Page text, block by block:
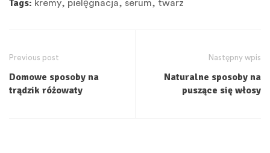
Tags: kremy, pielęgnacja, serum, twarz
Previous post
Domowe sposoby na
trądzik różowaty
Następny wpis
Naturalne sposoby na
puszące się włosy